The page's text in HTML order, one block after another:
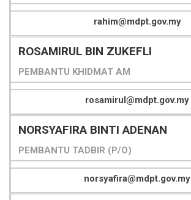
rahim@mdpt.gov.my
ROSAMIRUL BIN ZUKEFLI
PEMBANTU KHIDMAT AM
rosamirul@mdpt.gov.my
NORSYAFIRA BINTI ADENAN
PEMBANTU TADBIR (P/O)
norsyafira@mdpt.gov.my